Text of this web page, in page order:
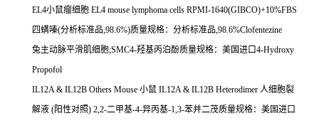
EL4小鼠瘤细胞 EL4 mouse lymphoma cells RPMI-1640(GIBCO)+10%FBS
四螨嗪(分析标准品,98.6%)质量规格：分析标准品,98.6%Clofentezine
兔主动脉平滑肌细胞;SMC4-羟基丙泊酚质量规格：美国进口4-Hydroxy
Propofol
IL12A & IL12B Others Mouse 小鼠 IL12A & IL12B Heterodimer 人细胞裂
解液 (阳性对照) 2,2-二甲基-4-异丙基-1,3-苯并二茂质量规格：美国进口